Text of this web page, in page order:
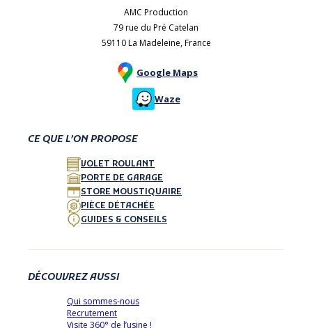
AMC Production
79 rue du Pré Catelan
59110 La Madeleine, France
Google Maps
Waze
CE QUE L’ON PROPOSE
VOLET ROULANT
PORTE DE GARAGE
STORE MOUSTIQUAIRE
PIÈCE DÉTACHÉE
GUIDES & CONSEILS
DÉCOUVREZ AUSSI
Qui sommes-nous
Recrutement
Visite 360° de l’usine !